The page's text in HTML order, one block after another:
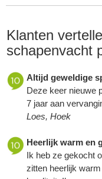
Klanten
schapenvacht
Altijd geweldige
Deze keer nieuwe
7 jaar aan
Loes, Hoek
Heerlijk warm en
Ik heb ze gekocht
zitten heerlijk